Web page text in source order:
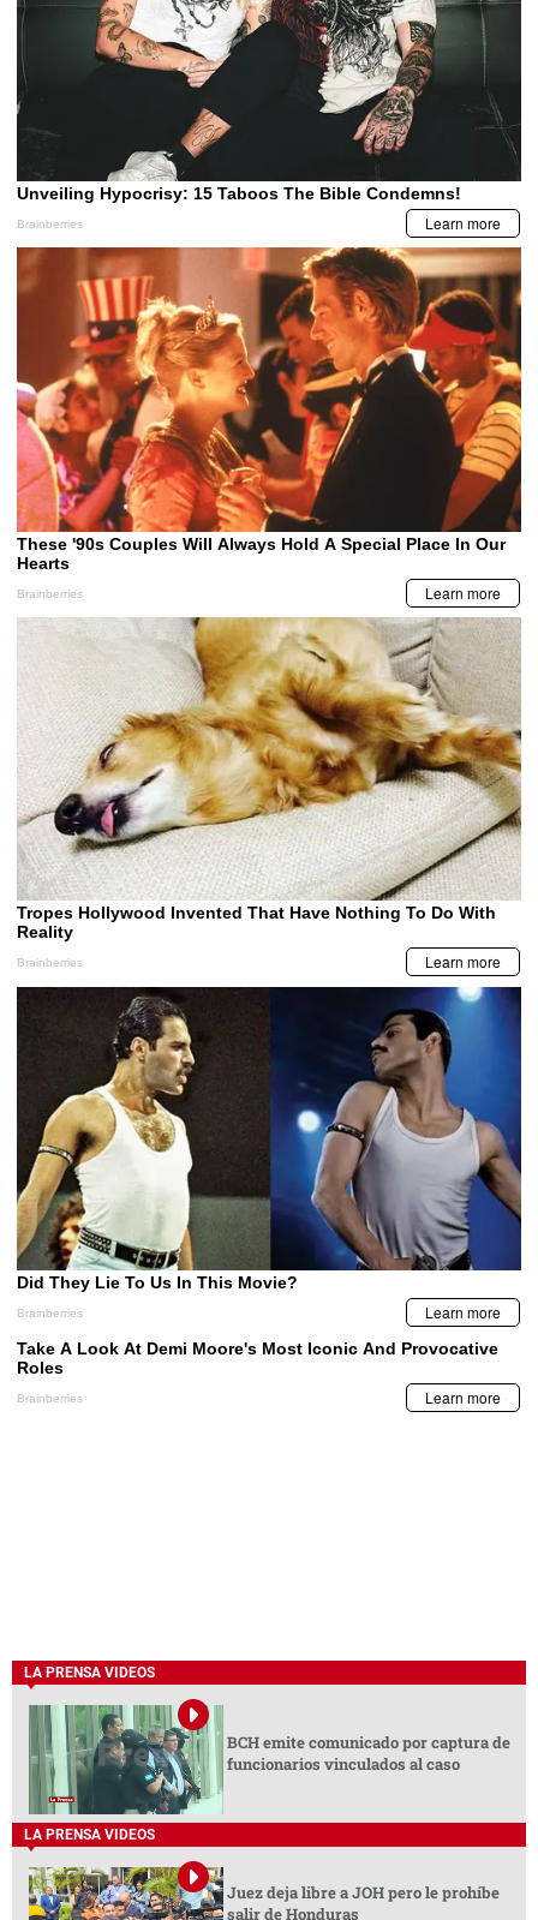
LA PRENSA VIDEOS
BCH emite comunicado por captura de
funcionarios vinculados al caso
LA PRENSA VIDEOS
Juez deja libre a JOH pero le prohíbe
salir de Honduras